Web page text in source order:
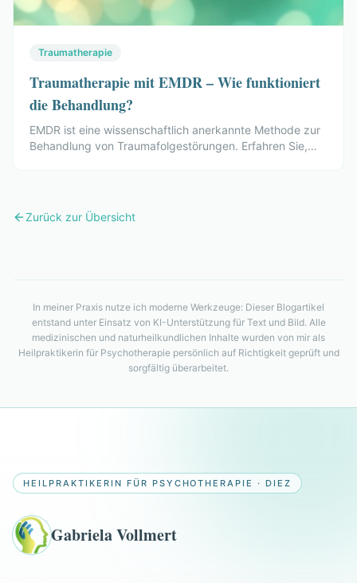
Traumatherapie
Traumatherapie mit EMDR – Wie funktioniert
die Behandlung?
EMDR ist eine wissenschaftlich anerkannte Methode zur
Behandlung von Traumafolgestörungen. Erfahren Sie,
Zurück zur Übersicht
In meiner Praxis nutze ich moderne Werkzeuge: Dieser Blogartikel
entstand unter Einsatz von KI-Unterstützung für Text und Bild. Alle
medizinischen und naturheilkundlichen Inhalte wurden von mir als
Heilpraktikerin für Psychotherapie persönlich auf Richtigkeit geprüft und
sorgfältig überarbeitet.
HEILPRAKTIKERIN FÜR PSYCHOTHERAPIE · DIEZ
Gabriela Vollmert